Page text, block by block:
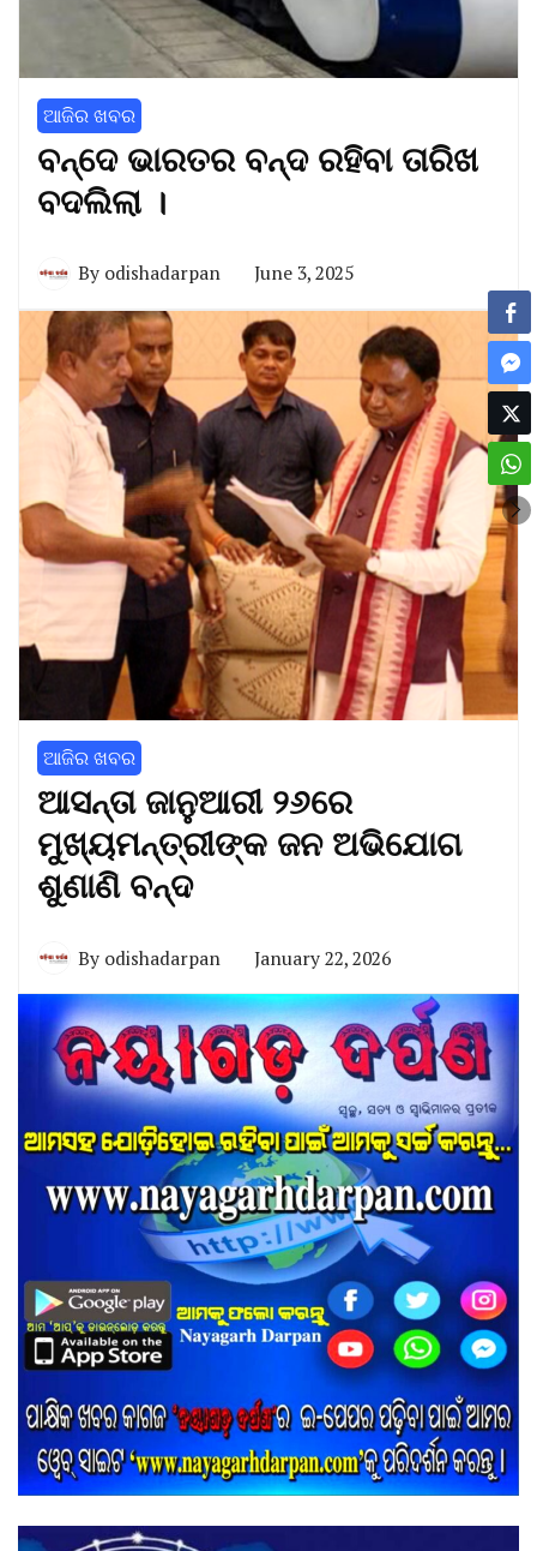
ଆଜିର ଖବର
ବନ୍ଦେ ଭାରତର ବନ୍ଦ ରହିବା ତାରିଖ
ବଦଲିଲା ।
By odishadarpan June 3, 2025
ଆଜିର ଖବର
ଆସନ୍ତା ଜାନୁଆରୀ ୨୬ରେ
ମୁଖ୍ୟମନ୍ତ୍ରୀଙ୍କ ଜନ ଅଭିଯୋଗ
ଶୁଣାଣି ବନ୍ଦ
By odishadarpan January 22, 2026